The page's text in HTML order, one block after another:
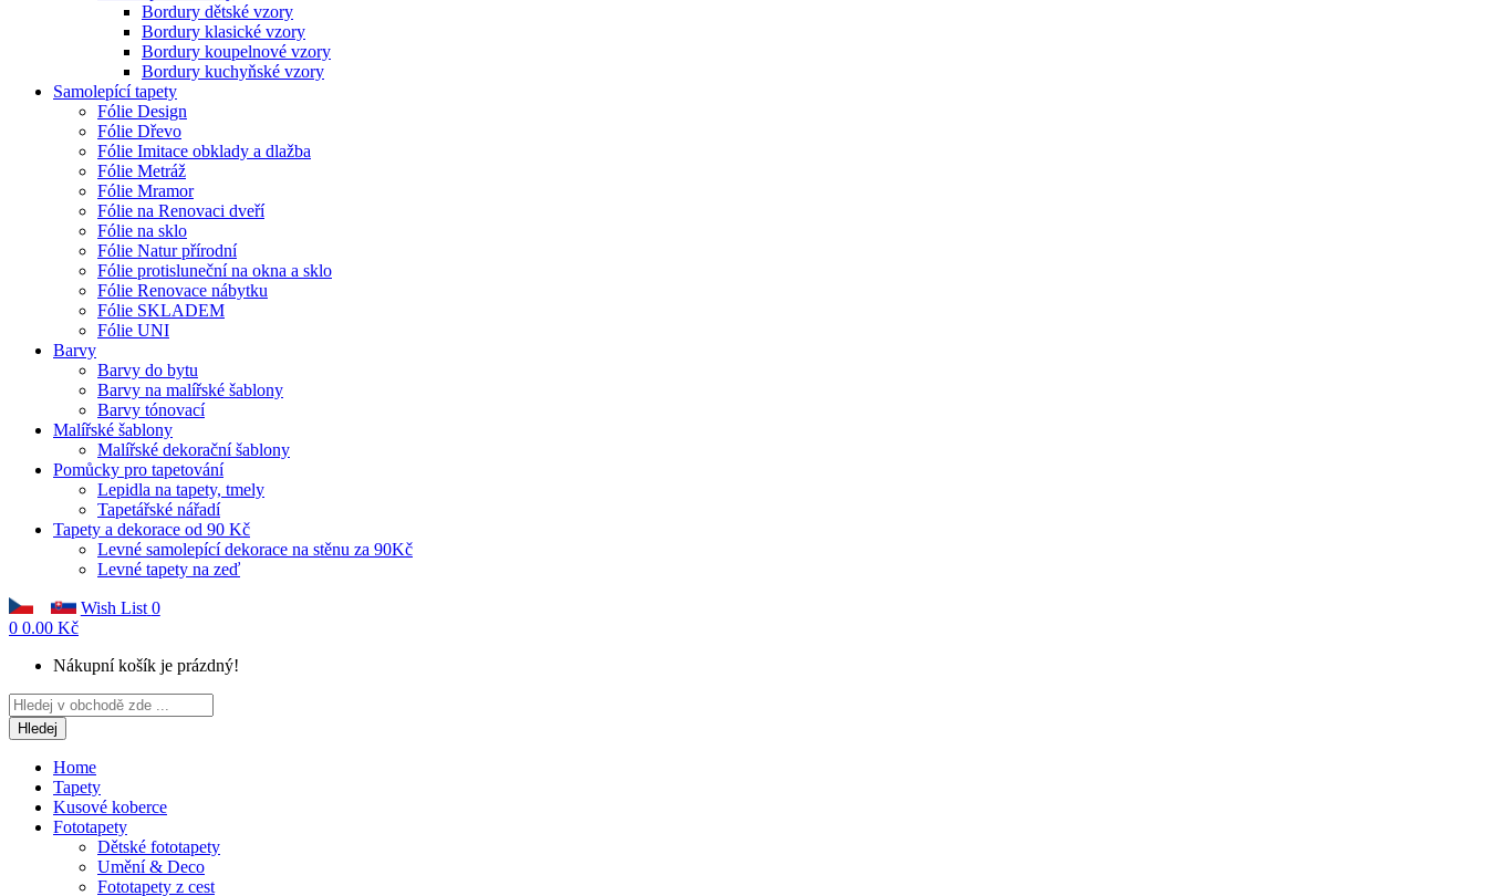
Bordury dětské vzory
Bordury klasické vzory
Bordury koupelnové vzory
Bordury kuchyňské vzory
Samolepící tapety
Fólie Design
Fólie Dřevo
Fólie Imitace obklady a dlažba
Fólie Metráž
Fólie Mramor
Fólie na Renovaci dveří
Fólie na sklo
Fólie Natur přírodní
Fólie protisluneční na okna a sklo
Fólie Renovace nábytku
Fólie SKLADEM
Fólie UNI
Barvy
Barvy do bytu
Barvy na malířské šablony
Barvy tónovací
Malířské šablony
Malířské dekorační šablony
Pomůcky pro tapetování
Lepidla na tapety, tmely
Tapetářské nářadí
Tapety a dekorace od 90 Kč
Levné samolepící dekorace na stěnu za 90Kč
Levné tapety na zeď
Wish List 0
0 0.00 Kč
Nákupní košík je prázdný!
Hledej
Home
Tapety
Kusové koberce
Fototapety
Dětské fototapety
Umění & Deco
Fototapety z cest